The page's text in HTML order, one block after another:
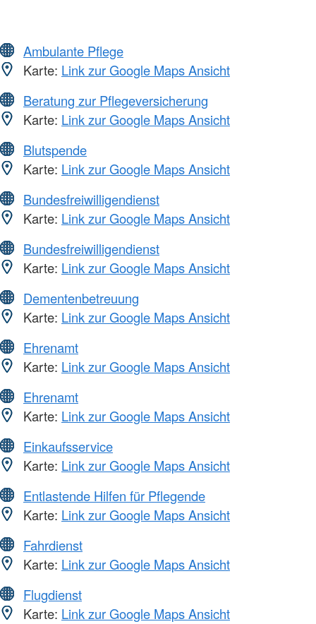
Ambulante Pflege
Karte: Link zur Google Maps Ansicht
Beratung zur Pflegeversicherung
Karte: Link zur Google Maps Ansicht
Blutspende
Karte: Link zur Google Maps Ansicht
Bundesfreiwilligendienst
Karte: Link zur Google Maps Ansicht
Bundesfreiwilligendienst
Karte: Link zur Google Maps Ansicht
Dementenbetreuung
Karte: Link zur Google Maps Ansicht
Ehrenamt
Karte: Link zur Google Maps Ansicht
Ehrenamt
Karte: Link zur Google Maps Ansicht
Einkaufsservice
Karte: Link zur Google Maps Ansicht
Entlastende Hilfen für Pflegende
Karte: Link zur Google Maps Ansicht
Fahrdienst
Karte: Link zur Google Maps Ansicht
Flugdienst
Karte: Link zur Google Maps Ansicht